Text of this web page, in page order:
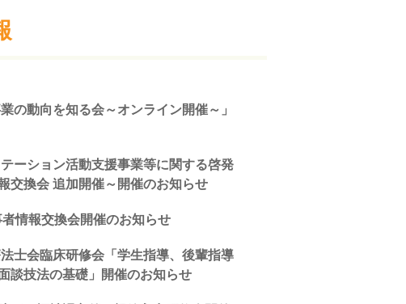
の動向を知る会～オンライン開催～」
ーション活動支援事業等に関する啓発
交換会 追加開催～開催のお知らせ
情報交換会開催のお知らせ
士会臨床研修会「学生指導、後輩指導
談技法の基礎」開催のお知らせ